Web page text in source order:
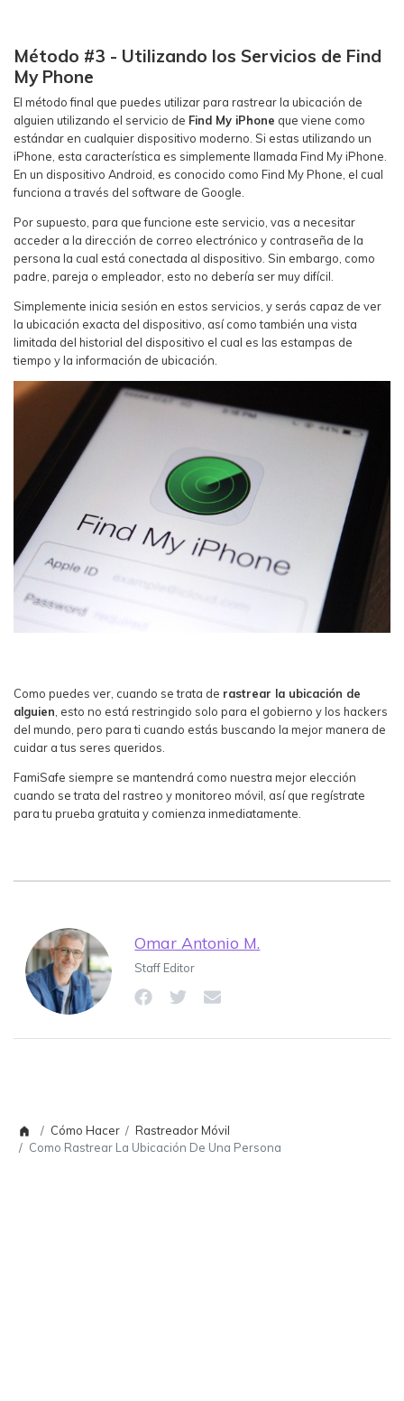
Método #3 - Utilizando los Servicios de Find
My Phone
El método final que puedes utilizar para rastrear la ubicación de
alguien utilizando el servicio de Find My iPhone que viene como
estándar en cualquier dispositivo moderno. Si estas utilizando un
iPhone, esta característica es simplemente llamada Find My iPhone.
En un dispositivo Android, es conocido como Find My Phone, el cual
funciona a través del software de Google.
Por supuesto, para que funcione este servicio, vas a necesitar
acceder a la dirección de correo electrónico y contraseña de la
persona la cual está conectada al dispositivo. Sin embargo, como
padre, pareja o empleador, esto no debería ser muy difícil.
Simplemente inicia sesión en estos servicios, y serás capaz de ver
la ubicación exacta del dispositivo, así como también una vista
limitada del historial del dispositivo el cual es las estampas de
tiempo y la información de ubicación.
Como puedes ver, cuando se trata de rastrear la ubicación de
alguien , esto no está restringido solo para el gobierno y los hackers
del mundo, pero para ti cuando estás buscando la mejor manera de
cuidar a tus seres queridos.
FamiSafe siempre se mantendrá como nuestra mejor elección
cuando se trata del rastreo y monitoreo móvil, así que regístrate
para tu prueba gratuita y comienza inmediatamente.
Omar Antonio M.
Staff Editor
Cómo Hacer
Rastreador Móvil
Como Rastrear La Ubicación De Una Persona